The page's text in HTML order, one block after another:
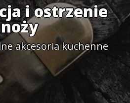
i ostrzenie
noży
akcesoria kuchenne